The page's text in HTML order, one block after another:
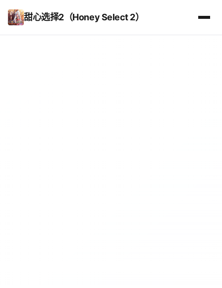
甜心选择2（Honey Select 2）